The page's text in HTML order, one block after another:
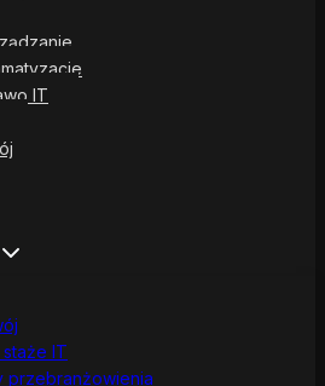
IT
IT
przebranżowienia